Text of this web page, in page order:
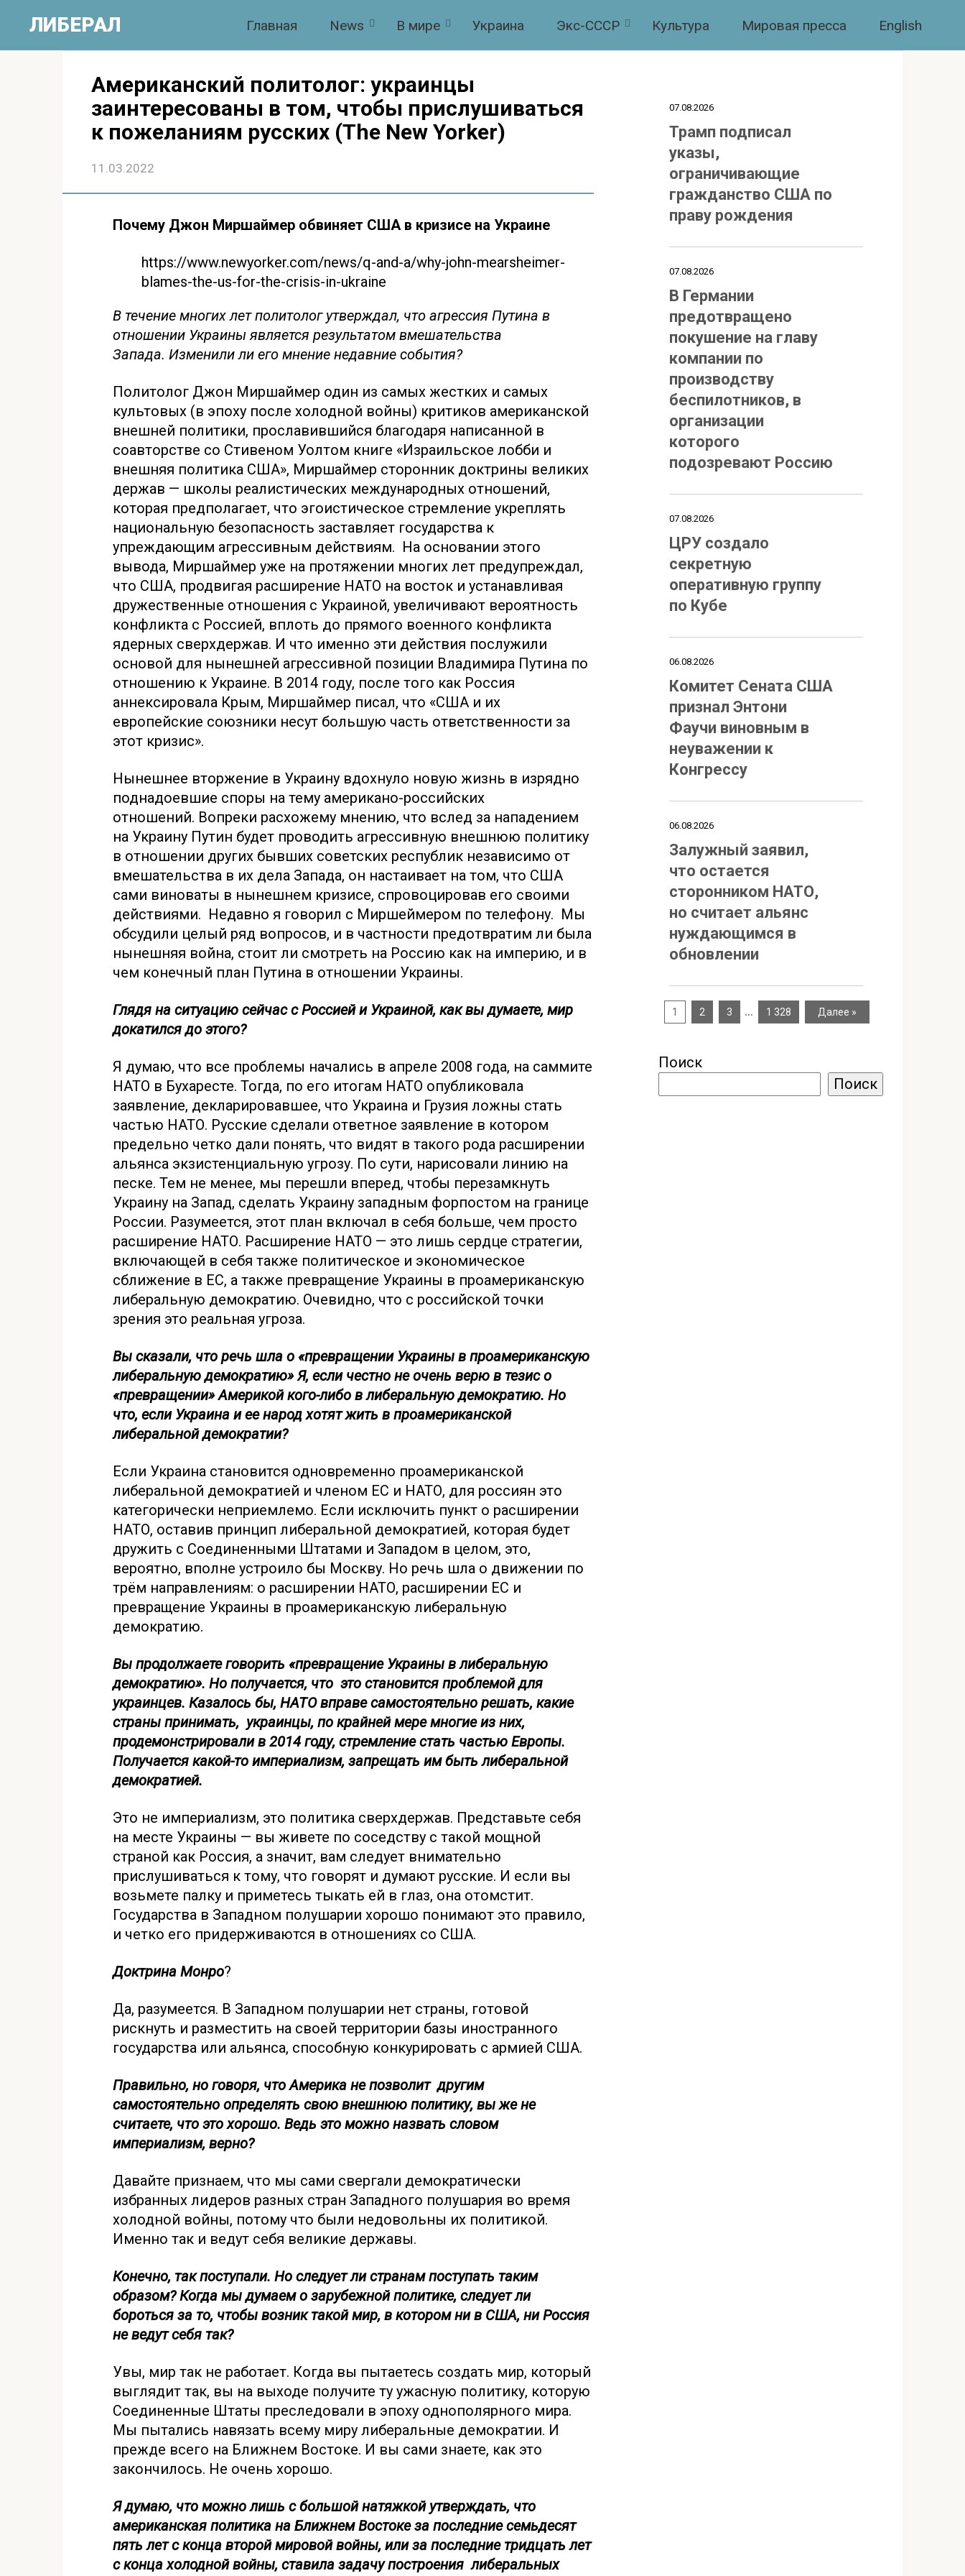
контенту
ЛИБЕРАЛ Главная News В мире Украина Экс-СССР Культура Мировая пресса English
Американский политолог: украинцы
заинтересованы в том, чтобы прислушиваться
к пожеланиям русских (The New Yorker)
11.03.2022
Почему Джон Миршаймер обвиняет США в кризисе на Украине
https://www.newyorker.com/news/q-and-a/why-john-mearsheimer-
blames-the-us-for-the-crisis-in-ukraine
В течение многих лет политолог утверждал, что агрессия Путина в
отношении Украины является результатом вмешательства
Запада. Изменили ли его мнение недавние события?
Политолог Джон Миршаймер один из самых жестких и самых
культовых (в эпоху после холодной войны) критиков американской
внешней политики, прославившийся благодаря написанной в
соавторстве со Стивеном Уолтом книге «Израильское лобби и
внешняя политика США», Миршаймер сторонник доктрины великих
держав — школы реалистических международных отношений,
которая предполагает, что эгоистическое стремление укреплять
национальную безопасность заставляет государства к
упреждающим агрессивным действиям. На основании этого
вывода, Миршаймер уже на протяжении многих лет предупреждал,
что США, продвигая расширение НАТО на восток и устанавливая
дружественные отношения с Украиной, увеличивают вероятность
конфликта с Россией, вплоть до прямого военного конфликта
ядерных сверхдержав. И что именно эти действия послужили
основой для нынешней агрессивной позиции Владимира Путина по
отношению к Украине. В 2014 году, после того как Россия
аннексировала Крым, Миршаймер писал, что «США и их
европейские союзники несут большую часть ответственности за
этот кризис».
Нынешнее вторжение в Украину вдохнуло новую жизнь в изрядно
поднадоевшие споры на тему американо-российских
отношений. Вопреки расхожему мнению, что вслед за нападением
на Украину Путин будет проводить агрессивную внешнюю политику
в отношении других бывших советских республик независимо от
вмешательства в их дела Запада, он настаивает на том, что США
сами виноваты в нынешнем кризисе, спровоцировав его своими
действиями. Недавно я говорил с Миршеймером по телефону. Мы
обсудили целый ряд вопросов, и в частности предотвратим ли была
нынешняя война, стоит ли смотреть на Россию как на империю, и в
чем конечный план Путина в отношении Украины.
Глядя на ситуацию сейчас с Россией и Украиной, как вы думаете, мир
докатился до этого?
Я думаю, что все проблемы начались в апреле 2008 года, на саммите
НАТО в Бухаресте. Тогда, по его итогам НАТО опубликовала
заявление, декларировавшее, что Украина и Грузия ложны стать
частью НАТО. Русские сделали ответное заявление в котором
предельно четко дали понять, что видят в такого рода расширении
альянса экзистенциальную угрозу. По сути, нарисовали линию на
песке. Тем не менее, мы перешли вперед, чтобы перезамкнуть
Украину на Запад, сделать Украину западным форпостом на границе
России. Разумеется, этот план включал в себя больше, чем просто
расширение НАТО. Расширение НАТО — это лишь сердце стратегии,
включающей в себя также политическое и экономическое
сближение в ЕС, а также превращение Украины в проамериканскую
либеральную демократию. Очевидно, что с российской точки
зрения это реальная угроза.
Вы сказали, что речь шла о «превращении Украины в проамериканскую
либеральную демократию» Я, если честно не очень верю в тезис о
«превращении» Америкой кого-либо в либеральную демократию. Но
что, если Украина и ее народ хотят жить в проамериканской
либеральной демократии?
Если Украина становится одновременно проамериканской
либеральной демократией и членом ЕС и НАТО, для россиян это
категорически неприемлемо. Если исключить пункт о расширении
НАТО, оставив принцип либеральной демократией, которая будет
дружить с Соединенными Штатами и Западом в целом, это,
вероятно, вполне устроило бы Москву. Но речь шла о движении по
трём направлениям: о расширении НАТО, расширении ЕС и
превращение Украины в проамериканскую либеральную
демократию.
Вы продолжаете говорить «превращение Украины в либеральную
демократию». Но получается, что это становится проблемой для
украинцев. Казалось бы, НАТО вправе самостоятельно решать, какие
страны принимать, украинцы, по крайней мере многие из них,
продемонстрировали в 2014 году, стремление стать частью Европы.
Получается какой-то империализм, запрещать им быть либеральной
демократией.
Это не империализм, это политика сверхдержав. Представьте себя
на месте Украины — вы живете по соседству с такой мощной
страной как Россия, а значит, вам следует внимательно
прислушиваться к тому, что говорят и думают русские. И если вы
возьмете палку и приметесь тыкать ей в глаз, она отомстит.
Государства в Западном полушарии хорошо понимают это правило,
и четко его придерживаются в отношениях со США.
Доктрина Монро?
Да, разумеется. В Западном полушарии нет страны, готовой
рискнуть и разместить на своей территории базы иностранного
государства или альянса, способную конкурировать с армией США.
Правильно, но говоря, что Америка не позволит другим
самостоятельно определять свою внешнюю политику, вы же не
считаете, что это хорошо. Ведь это можно назвать словом
империализм, верно?
Давайте признаем, что мы сами свергали демократически
избранных лидеров разных стран Западного полушария во время
холодной войны, потому что были недовольны их политикой.
Именно так и ведут себя великие державы.
Конечно, так поступали. Но следует ли странам поступать таким
образом? Когда мы думаем о зарубежной политике, следует ли
бороться за то, чтобы возник такой мир, в котором ни в США, ни Россия
не ведут себя так?
Увы, мир так не работает. Когда вы пытаетесь создать мир, который
выглядит так, вы на выходе получите ту ужасную политику, которую
Соединенные Штаты преследовали в эпоху однополярного мира.
Мы пытались навязать всему миру либеральные демократии. И
прежде всего на Ближнем Востоке. И вы сами знаете, как это
закончилось. Не очень хорошо.
Я думаю, что можно лишь с большой натяжкой утверждать, что
американская политика на Ближнем Востоке за последние семьдесят
пять лет с конца второй мировой войны, или за последние тридцать лет
с конца холодной войны, ставила задачу построения либеральных
07.08.2026
Трамп подписал
указы,
ограничивающие
гражданство США по
праву рождения
07.08.2026
В Германии
предотвращено
покушение на главу
компании по
производству
беспилотников, в
организации
которого
подозревают Россию
07.08.2026
ЦРУ создало
секретную
оперативную группу
по Кубе
06.08.2026
Комитет Сената США
признал Энтони
Фаучи виновным в
неуважении к
Конгрессу
06.08.2026
Залужный заявил,
что остается
сторонником НАТО,
но считает альянс
нуждающимся в
обновлении
1 2 3 … 1 328 Далее »
Поиск
Поиск